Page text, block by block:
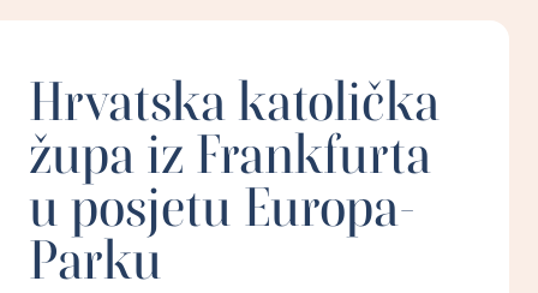
Hrvatska katolička
župa iz Frankfurta
u posjetu Europa-
Parku